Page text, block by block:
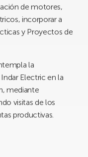
de motores,
incorporar a
y Proyectos de
la
Electric en la
mediante
visitas de los
productivas.